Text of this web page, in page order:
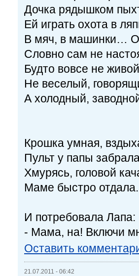
Дочка рядышком
Ей играть охота в
В мяч, в машинки…
Словно сам не
Будто вовсе не
Не веселый,
А холодный,
Крошка умная,
Пульт у папы
Хмурясь, головой
Маме быстро отдала.
И потребовала Лапа:
- Мама, на! Включи
Оставить
21.07.2011 - 06:42